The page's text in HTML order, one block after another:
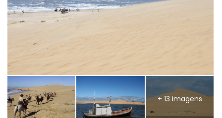
+ 13 imagens